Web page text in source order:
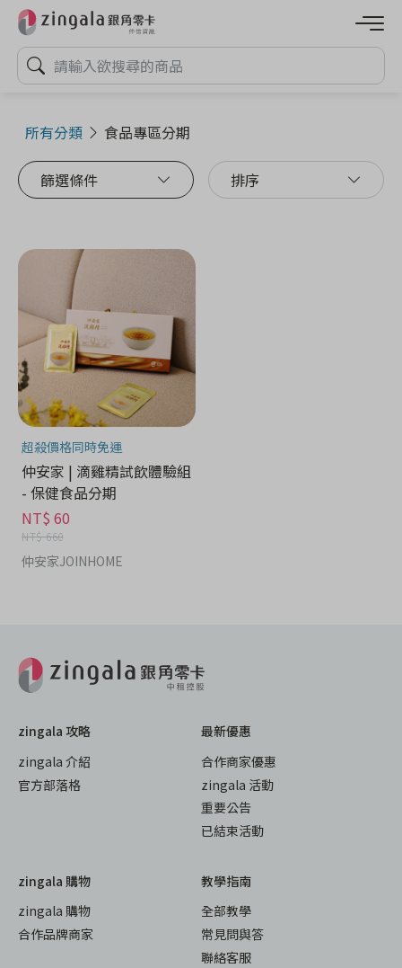
所有分類 食品專區分期
篩選條件 排序
超殺價格同時免運
仲安家 | 滴雞精試飲體驗組
- 保健食品分期
NT$ 60
NT$ 660
仲安家JOINHOME
zingala 攻略
zingala 介紹
官方部落格
最新優惠
合作商家優惠
zingala 活動
重要公告
已結束活動
zingala 購物
zingala 購物
合作品牌商家
教學指南
全部教學
常見問與答
聯絡客服